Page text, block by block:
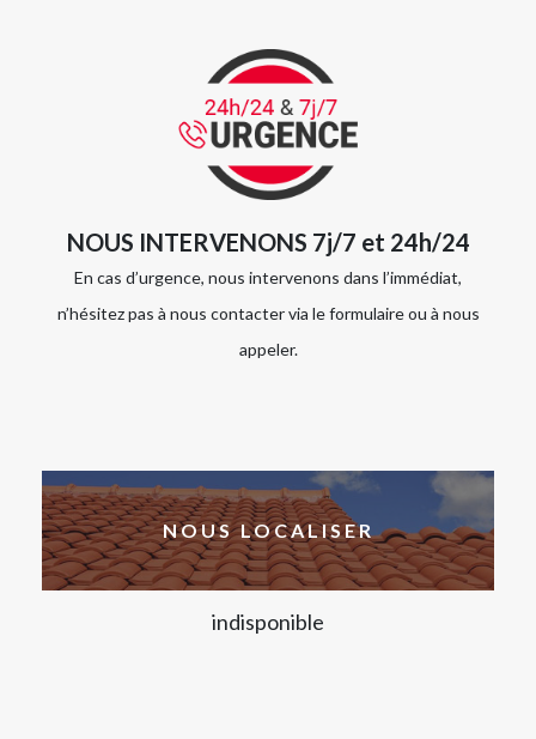
NOUS INTERVENONS 7j/7 et 24h/24
En cas d’urgence, nous intervenons dans l’immédiat,
n’hésitez pas à nous contacter via le formulaire ou à nous
appeler.
NOUS LOCALISER
indisponible